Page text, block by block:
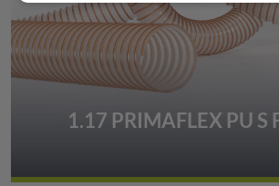
1.17 PRIMAFLEX PU S